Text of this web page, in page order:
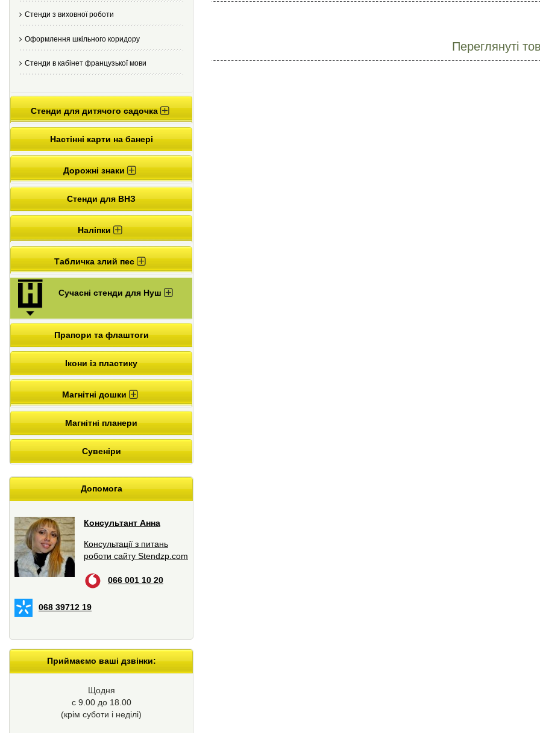
Стенди з виховної роботи
Оформлення шкільного коридору
Стенди в кабінет французької мови
Стенди для дитячого садочка
Настінні карти на банері
Дорожні знаки
Стенди для ВНЗ
Наліпки
Табличка злий пес
Сучасні стенди для Нуш
Прапори та флаштоги
Ікони із пластику
Магнітні дошки
Магнітні планери
Сувеніри
Допомога
Консультант Анна
Консультації з питань
роботи сайту Stendzp.com
066 001 10 20
068 39712 19
Приймаємо ваші дзвінки:
Щодня
с 9.00 до 18.00
(крім суботи і неділі)
Переглянуті